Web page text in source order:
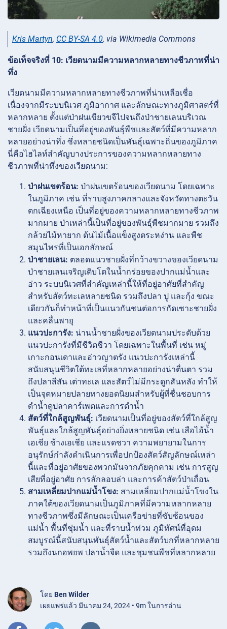
Kris Martyn, CC BY-SA 4.0, via Wikimedia Commons
ข้อเท็จจริงที่ 10: เวียดนามมีความหลากหลายทางชีวภาพที่น่า
ทึ่ง
เวียดนามมีความหลากหลายทางชีวภาพที่น่าเหลือเชื่อ
เนื่องจากมีระบบนิเวศ ภูมิอากาศ และลักษณะทางภูมิศาสตร์ที่
หลากหลาย ตั้งแต่ป่าฝนเขียวขจีไปจนถึงป่าชายเลนบริเวณ
ชายฝั่ง เวียดนามเป็นที่อยู่ของพันธุ์พืชและสัตว์ที่มีความหลาก
หลายอย่างน่าทึ่ง ซึ่งหลายชนิดเป็นพันธุ์เฉพาะถิ่นของภูมิภาค
นี่คือไฮไลท์สำคัญบางประการของความหลากหลายทาง
ชีวภาพที่น่าทึ่งของเวียดนาม:
ป่าฝนเขตร้อน: ป่าฝนเขตร้อนของเวียดนาม โดยเฉพาะ
ในภูมิภาค เช่น ที่ราบสูงภาคกลางและจังหวัดทางตะวัน
ตกเฉียงเหนือ เป็นที่อยู่ของความหลากหลายทางชีวภาพ
มากมาย ป่าเหล่านี้เป็นที่อยู่ของพันธุ์พืชมากมาย รวมถึง
กล้วยไม้หายาก ต้นไม้เนื้อแข็งสูงตระหง่าน และพืช
สมุนไพรที่เป็นเอกลักษณ์
ป่าชายเลน: ตลอดแนวชายฝั่งที่กว้างขวางของเวียดนาม
ป่าชายเลนเจริญเติบโตในน้ำกร่อยของปากแม่น้ำและ
อ่าว ระบบนิเวศที่สำคัญเหล่านี้ให้ที่อยู่อาศัยที่สำคัญ
สำหรับสัตว์ทะเลหลายชนิด รวมถึงปลา ปู และกุ้ง ขณะ
เดียวกันก็ทำหน้าที่เป็นแนวกันชนต่อการกัดเซาะชายฝั่ง
และคลื่นพายุ
แนวปะการัง: น่านน้ำชายฝั่งของเวียดนามประดับด้วย
แนวปะการังที่มีชีวิตชีวา โดยเฉพาะในพื้นที่ เช่น หมู่
เกาะกอนเดาและอ่าวญาตรัง แนวปะการังเหล่านี้
สนับสนุนชีวิตใต้ทะเลที่หลากหลายอย่างน่าตื่นตา รวม
ถึงปลาสีสัน เต่าทะเล และสัตว์ไม่มีกระดูกสันหลัง ทำให้
เป็นจุดหมายปลายทางยอดนิยมสำหรับผู้ที่ชื่นชอบการ
ดำน้ำดูปลาคาร์เพตและการดำน้ำ
สัตว์ที่ใกล้สูญพันธุ์: เวียดนามเป็นที่อยู่ของสัตว์ที่ใกล้สูญ
พันธุ์และใกล้สูญพันธุ์อย่างยิ่งหลายชนิด เช่น เสือไฮ้น้ำ
เอเชีย ช้างเอเชีย และแรดชวา ความพยายามในการ
อนุรักษ์กำลังดำเนินการเพื่อปกป้องสัตว์สัญลักษณ์เหล่า
นี้และที่อยู่อาศัยของพวกมันจากภัยคุกคาม เช่น การสูญ
เสียที่อยู่อาศัย การลักลอบล่า และการค้าสัตว์ป่าเถื่อน
สามเหลี่ยมปากแม่น้ำโขง: สามเหลี่ยมปากแม่น้ำโขงใน
ภาคใต้ของเวียดนามเป็นภูมิภาคที่มีความหลากหลาย
ทางชีวภาพซึ่งมีลักษณะเป็นเครือข่ายที่ซับซ้อนของ
แม่น้ำ พื้นที่ชุ่มน้ำ และที่ราบน้ำท่วม ภูมิทัศน์ที่อุดม
สมบูรณ์นี้สนับสนุนพันธุ์สัตว์น้ำและสัตว์บกที่หลากหลาย
รวมถึงนกอพยพ ปลาน้ำจืด และชุมชนพืชที่หลากหลาย
โดย Ben Wilder
เผยแพร่แล้ว มีนาคม 24, 2024 • 9m ในการอ่าน